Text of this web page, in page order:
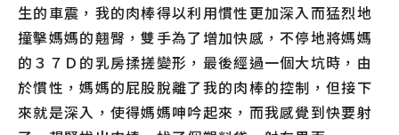
生的車震，我的肉棒得以利用慣性更加深入而猛烈地
撞擊媽媽的翹臀，雙手為了增加快感，不停地將媽媽
的３７Ｄ的乳房揉搓變形，最後經過一個大坑時，由
於慣性，媽媽的屁股脫離了我的肉棒的控制，但接下
來就是深入，使得媽媽呻吟起來，而我感覺到快要射